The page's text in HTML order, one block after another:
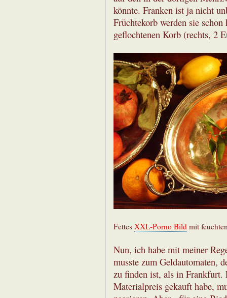
könnte. Franken ist ja nicht
Früchtekorb werden sie
geflochtenen Korb (rechts, 2
Fettes XXL-Porno Bild mit
Nun, ich habe mit meiner
musste zum Geldautomaten,
zu finden ist, als in Frankfurt.
Materialpreis gekauft habe,